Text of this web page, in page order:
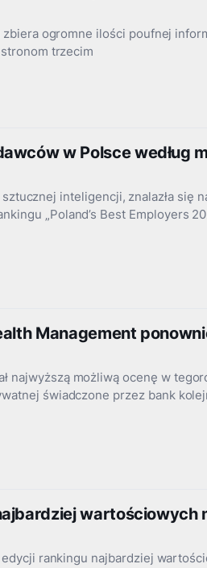
ogromne ilości poufnej
trzecim
w Polsce według
inteligencji, znalazła się
„Poland’s Best Employers
Management
najwyższą możliwą ocenę w
świadczone przez bank
wartościowych
rankingu najbardziej